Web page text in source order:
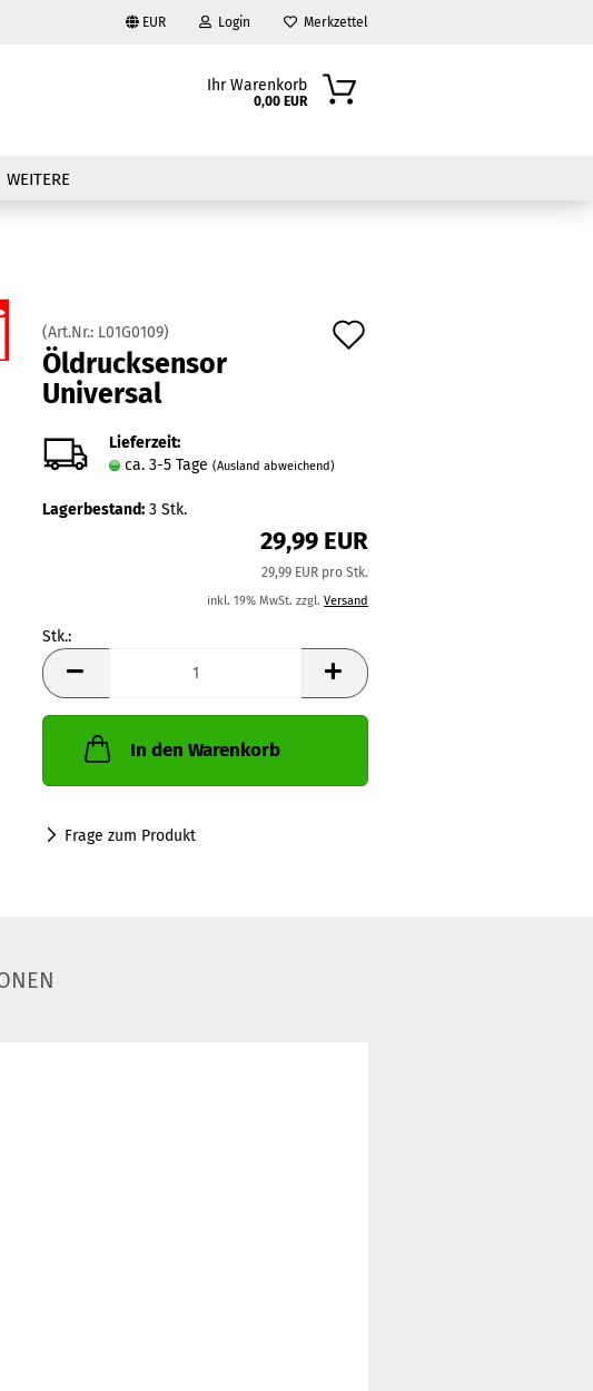
EUR Login
vergessen?
Merkzettel
Ihr Warenkorb
0,00 EUR
WEITERE
(Art.Nr.: L01G0109)
Öldrucksensor
Universal
Lieferzeit:
ca. 3-5 Tage (Ausland abweichend)
Lagerbestand: 3 Stk.
29,99 EUR
29,99 EUR pro Stk.
inkl. 19% MwSt. zzgl. Versand
Stk.:
Stk.
In den Warenkorb
Frage zum Produkt